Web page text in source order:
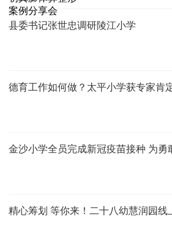
县委书记张世忠调研陵江小学
德育工作如何做？太平小学获专家肯
金沙小学全员完成新冠疫苗接种 为勇
精心筹划 等你来！二十八幼慧润园线